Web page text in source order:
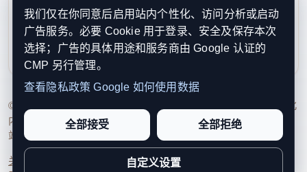
contact@xinouzhou.com
服务支持、版权与合作：工作日优先处理站务、投稿与权
利通知
© 2026 新欧洲·欧洲头条. All Rights Reserved. 本网站持续优化
内容透明度、联系方式与用户权利说明，以提升品牌信任感和
站点完整度。
关于我们 编辑规范日期归档隐私政策
我们仅在你同意后启用站内个性化、访问分析或启动
广告服务。必要 Cookie 用于登录、安全及保存本次
选择；广告的具体用途和服务商由 Google 认证的
CMP 另行管理。
查看隐私政策 Google 如何使用数据
全部接受 全部拒绝
自定义设置